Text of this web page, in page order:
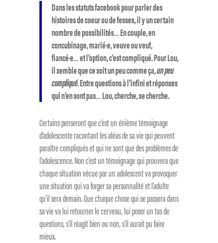
Dans les statuts facebook pour parler des
histoires de coeur ou de fesses, il y un certain
nombre de possibilités… En couple, en
concubinage, marié·e, veuve ou veuf,
fiancé·e… et l’option, c’est compliqué. Pour Lou,
il semble que ce soit un peu comme ça,un peu
compliqué. Entre questions à l’infini et réponses
qui n’en sont pas… Lou, cherche, se cherche.
Certains penseront que c’est un énième témoignage
d’adolescente racontant les aléas de sa vie qui peuvent
paraître compliqués et qui ne sont que des problèmes de
l’adolescence. Non c’est un témoignage qui prouvera que
chaque situation vécue par un adolescent va provoquer
une situation qui va forger sa personnalité et l’adulte
qu’il sera demain. Que chaque chose qui se passera dans
sa vie va lui retourner le cerveau, lui poser un tas de
questions, s’il réagit bien ou non, s’il aurait pu faire
mieux.